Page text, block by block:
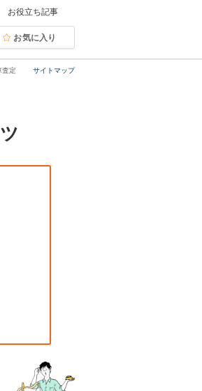
お役立ち記事
お気に入り
サイトマップ
査定